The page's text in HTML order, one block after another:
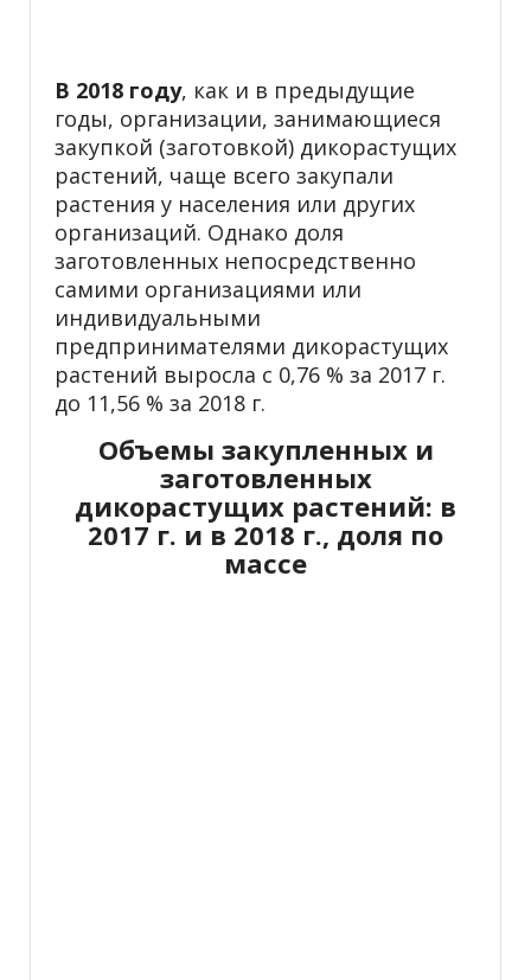
В 2018 году, как и в предыдущие
годы, организации, занимающиеся
закупкой (заготовкой) дикорастущих
растений, чаще всего закупали
растения у населения или других
организаций. Однако доля
заготовленных непосредственно
самими организациями или
индивидуальными
предпринимателями дикорастущих
растений выросла с 0,76 % за 2017 г.
до 11,56 % за 2018 г.
Объемы закупленных и
заготовленных
дикорастущих растений: в
2017 г. и в 2018 г., доля по
массе